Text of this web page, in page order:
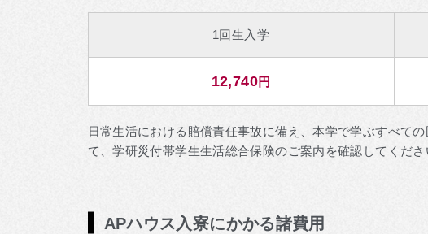
1回生入学
12,740円
日常生活における賠償責任事故に備え、本学で学ぶすべて
て、学研災付帯学生生活総合保険のご案内を確認してくださ
APハウス入寮にかかる諸費用